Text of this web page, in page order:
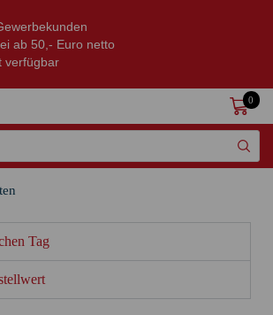
ab 50,- Euro netto
verfügbar
0
Tag